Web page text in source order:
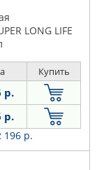
LONG LIFE
Купить
р.
р.
196 р.